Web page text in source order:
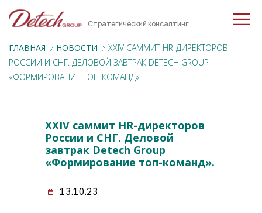
Стратегический консалтинг
ГЛАВНАЯ НОВОСТИ
XXIV САММИТ HR-ДИРЕКТОРОВ
РОССИИ И СНГ. ДЕЛОВОЙ ЗАВТРАК DETECH GROUP
«ФОРМИРОВАНИЕ ТОП-КОМАНД».
XXIV саммит HR-директоров
России и СНГ. Деловой
завтрак Detech Group
«Формирование топ-команд».
13.10.23